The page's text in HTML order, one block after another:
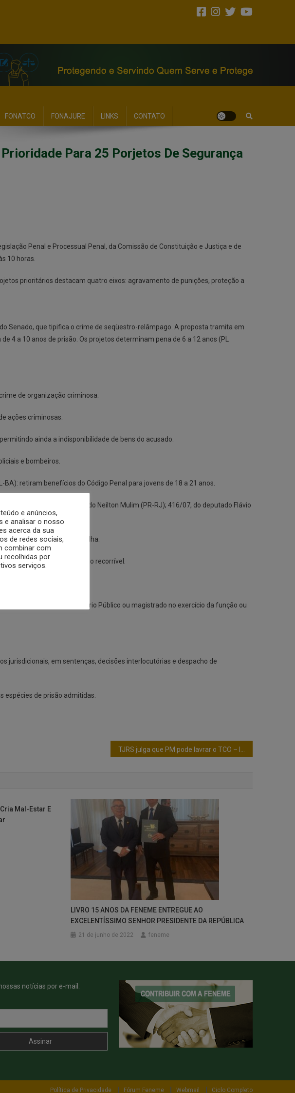
FONATCO FONAJURE LINKS CONTATO
Prioridade Para 25 Porjetos De Segurança
Penal e Processual Penal, da Comissão de Constituição e Justiça e de
10 horas.
prioritários destacam quatro eixos: agravamento de punições, proteção a
Senado, que tipifica o crime de seqüestro-relâmpago. A proposta tramita em
4 a 10 anos de prisão. Os projetos determinam pena de 6 a 12 anos (PL
de organização criminosa.
ações criminosas.
ainda a indisponibilidade de bens do acusado.
e bombeiros.
retiram benefícios do Código Penal para jovens de 18 a 21 anos.
Alves; 124/07, do deputado Neilton Mulim (PR-RJ); 416/07, do deputado Flávio
formação de quadrilha.
ou acórdão condenatório recorrível.
integrante do Ministério Público ou magistrado no exercício da função ou
jurisdicionais, em sentenças, decisões interlocutórias e despacho de
espécies de prisão admitidas.
Mal-Estar E
LIVRO 15 ANOS DA FENEME ENTREGUE AO
EXCELENTÍSSIMO SENHOR PRESIDENTE DA REPÚBLICA
21 de junho de 2022 feneme
notícias por e-mail:
Política de Privacidade Fórum Feneme Webmail Ciclo Completo
e anúncios,
e analisar o nosso
acerca da sua
de redes sociais,
combinar com
recolhidas por
serviços.